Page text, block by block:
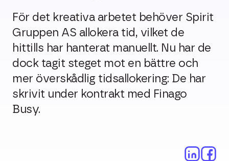
För det kreativa arbetet behöver Spirit
Gruppen AS allokera tid, vilket de
hittills har hanterat manuellt. Nu har de
dock tagit steget mot en bättre och
mer överskådlig tidsallokering: De har
skrivit under kontrakt med Finago
Busy.